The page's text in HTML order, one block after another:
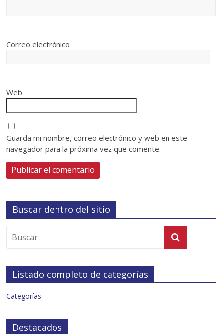
Correo electrónico
Web
Guarda mi nombre, correo electrónico y web en este
navegador para la próxima vez que comente.
Buscar dentro del sitio
Listado completo de categorías
Categorías
Destacados